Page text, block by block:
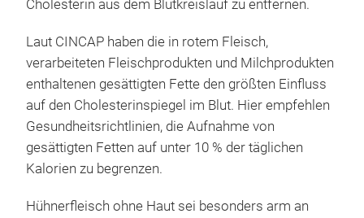
Cholesterin aus dem Blutkreislauf zu entfernen.
Laut CINCAP haben die in rotem Fleisch,
verarbeiteten Fleischprodukten und Milchprodukten
enthaltenen gesättigten Fette den größten Einfluss
auf den Cholesterinspiegel im Blut. Hier empfehlen
Gesundheitsrichtlinien, die Aufnahme von
gesättigten Fetten auf unter 10 % der täglichen
Kalorien zu begrenzen.
Hühnerfleisch ohne Haut sei besonders arm an